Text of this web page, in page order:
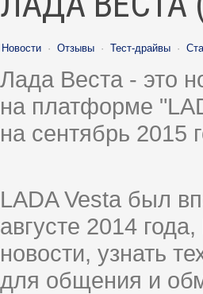
Новости · Отзывы · Тест-драйвы ·
Лада Веста - это
на платформе
на сентябрь 2015
LADA Vesta был
августе 2014
новости, узнать
для общения и